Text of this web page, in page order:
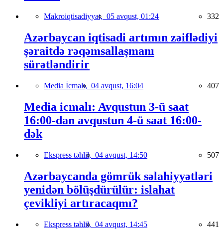
Makroiqtisadiyyat, 05 avqust, 01:24 332
Azərbaycan iqtisadi artımın zəiflədiyi
şəraitdə rəqəmsallaşmanı
sürətləndirir
Media İcmalı, 04 avqust, 16:04 407
Media icmalı: Avqustun 3-ü saat
16:00-dan avqustun 4-ü saat 16:00-
dək
Ekspress təhlil, 04 avqust, 14:50 507
Azərbaycanda gömrük səlahiyyətləri
yenidən bölüşdürülür: islahat
çevikliyi artıracaqmı?
Ekspress təhlil, 04 avqust, 14:45 441